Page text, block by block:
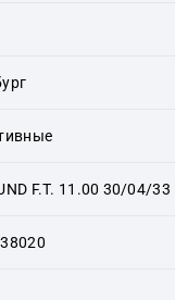
F.T. 11.00 30/04/33